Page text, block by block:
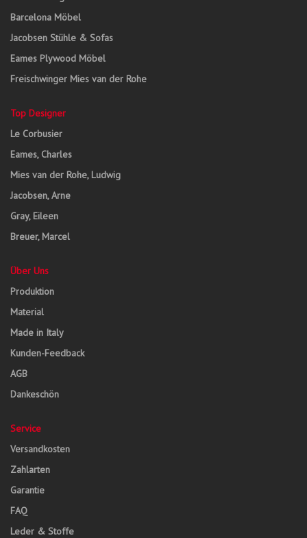
Barcelona Möbel
Jacobsen Stühle & Sofas
Eames Plywood Möbel
Freischwinger Mies van der Rohe
Top Designer
Le Corbusier
Eames, Charles
Mies van der Rohe, Ludwig
Jacobsen, Arne
Gray, Eileen
Breuer, Marcel
Über Uns
Produktion
Material
Made in Italy
Kunden-Feedback
AGB
Dankeschön
Service
Versandkosten
Zahlarten
Garantie
FAQ
Leder & Stoffe